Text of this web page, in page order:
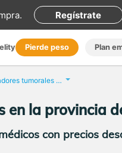
. Regístrate
Pierde peso Plan
Análisis de marcadores tumorales femeninos
en la provincia
con precios